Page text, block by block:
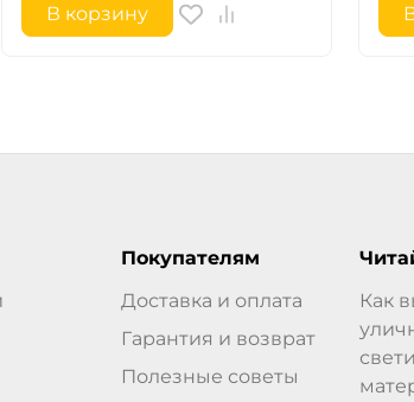
В корзину
Покупателям
Доставка и оплата
Гарантия и возврат
Полезные советы
Как